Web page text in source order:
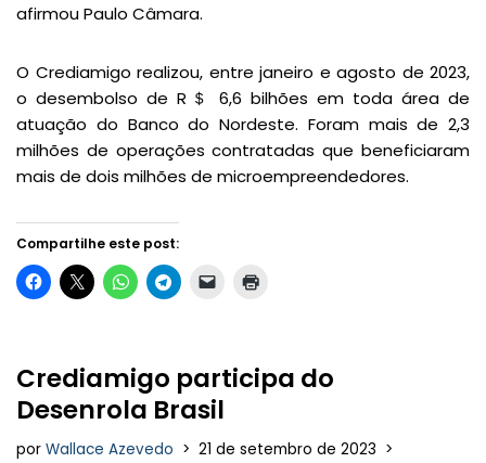
afirmou Paulo Câmara.
O Crediamigo realizou, entre janeiro e agosto de 2023,
o desembolso de R＄ 6,6 bilhões em toda área de
atuação do Banco do Nordeste. Foram mais de 2,3
milhões de operações contratadas que beneficiaram
mais de dois milhões de microempreendedores.
Compartilhe este post:
Crediamigo participa do
Desenrola Brasil
por Wallace Azevedo
21 de setembro de 2023